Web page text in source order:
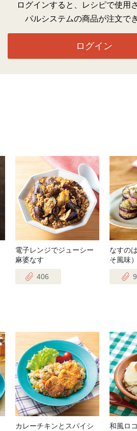
ログインすると、レシピで使用
パルシステムの商品が注文で
ログイン
電子レンジでジューシー
麻婆なす
406
なすの
そ風味）
カレーチキンとスパイシ
和風ロ